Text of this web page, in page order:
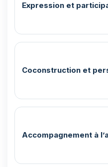
Expression et
Coconstruction et
Accompagnement à